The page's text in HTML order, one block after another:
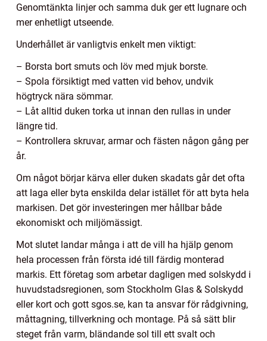
Genomtänkta linjer och samma duk ger ett lugnare och
mer enhetligt utseende.
Underhållet är vanligtvis enkelt men viktigt:
– Borsta bort smuts och löv med mjuk borste.
– Spola försiktigt med vatten vid behov, undvik
högtryck nära sömmar.
– Låt alltid duken torka ut innan den rullas in under
längre tid.
– Kontrollera skruvar, armar och fästen någon gång per
år.
Om något börjar kärva eller duken skadats går det ofta
att laga eller byta enskilda delar istället för att byta hela
markisen. Det gör investeringen mer hållbar både
ekonomiskt och miljömässigt.
Mot slutet landar många i att de vill ha hjälp genom
hela processen från första idé till färdig monterad
markis. Ett företag som arbetar dagligen med solskydd i
huvudstadsregionen, som Stockholm Glas & Solskydd
eller kort och gott sgos.se, kan ta ansvar för rådgivning,
måttagning, tillverkning och montage. På så sätt blir
steget från varm, bländande sol till ett svalt och